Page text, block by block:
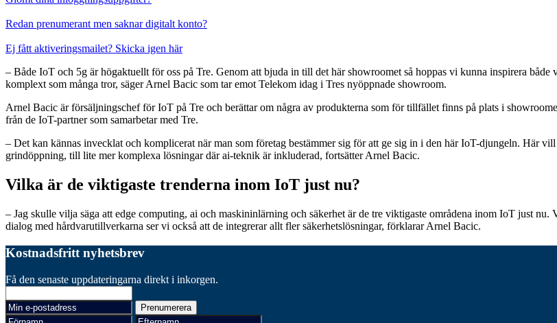
Redan prenumerant men saknar digitalt konto?
Ej fått aktiveringsmailet? Skicka igen här
– Både IoT och 5g är högaktuellt för oss på Tre. Genom att bjuda in till det här showroomet så hoppas vi kunna inspirera
komplext som många tror, säger Arnel Bacic som tar emot Telekom idag i Tres nyöppnade showroom.
Arnel Bacic är försäljningschef för IoT på Tre och berättar om några av produkterna som för tillfället finns på plats i
från de IoT-partner som samarbetar med Tre.
– Det kan kännas invecklat och komplicerat när man som företag bestämmer sig för att ge sig in i den här IoT-djungeln. Här
grindöppning, till lite mer komplexa lösningar där ai-teknik är inkluderad, fortsätter Arnel Bacic.
Vilka är de viktigaste trenderna inom IoT just nu?
– Jag skulle vilja säga att edge computing, ai och maskininlärning och säkerhet är de tre viktigaste områdena inom IoT just
dialog med hårdvarutillverkarna ser vi också att de integrerar allt fler säkerhetslösningar, förklarar Arnel Bacic.
Kostnadsfritt nyhetsbrev
Få den senaste uppdateringarna direkt i inkorgen.